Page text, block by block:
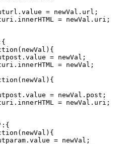
= newVal.url;
= newVal.uri;
= newVal;
= newVal;
= newVal.post;
= newVal.uri;
:{
= newVal;